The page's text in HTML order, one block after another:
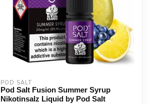
POD SALT
Pod Salt Fusion Summer Syrup
Nikotinsalz Liquid by Pod Salt